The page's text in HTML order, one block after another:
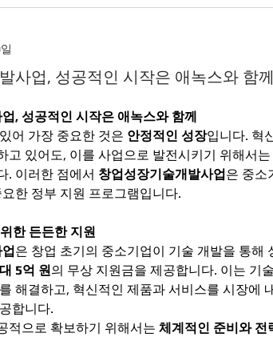
사업, 성공적인 시작은 애녹스와 함께
, 성공적인 시작은 애녹스와 함께
어 가장 중요한 것은 안정적인 성장입니다. 혁
고 있어도, 이를 사업으로 발전시키기 위해서
. 이러한 점에서 창업성장기술개발사업은 중소
한 정부 지원 프로그램입니다.
한 든든한 지원
은 창업 초기의 중소기업이 기술 개발을 통해
5억 원의 무상 지원금을 제공합니다. 이는 기
해결하고, 혁신적인 제품과 서비스를 시장에
합니다.
적으로 확보하기 위해서는 체계적인 준비와 전